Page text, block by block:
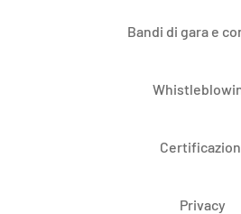
Bandi di gara e
Privacy